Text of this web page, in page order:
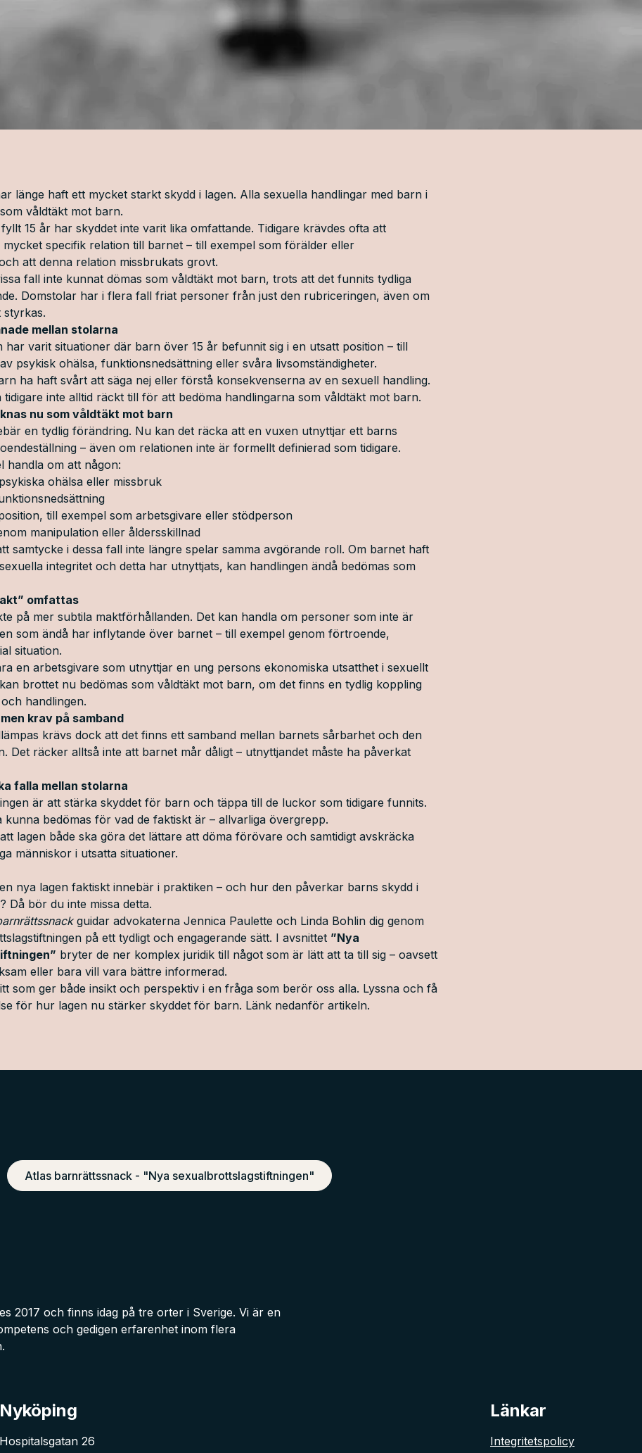
länge haft ett mycket starkt skydd i lagen. Alla sexuella handlingar med barn i
våldtäkt mot barn.
15 år har skyddet inte varit lika omfattande. Tidigare krävdes ofta att
specifik relation till barnet – till exempel som förälder eller
att denna relation missbrukats grovt.
fall inte kunnat dömas som våldtäkt mot barn, trots att det funnits tydliga
Domstolar har i flera fall friat personer från just den rubriceringen, även om
mellan stolarna
har varit situationer där barn över 15 år befunnit sig i en utsatt position – till
psykisk ohälsa, funktionsnedsättning eller svåra livsomständigheter.
ha haft svårt att säga nej eller förstå konsekvenserna av en sexuell handling.
tidigare inte alltid räckt till för att bedöma handlingarna som våldtäkt mot barn.
nu som våldtäkt mot barn
en tydlig förändring. Nu kan det räcka att en vuxen utnyttjar ett barns
– även om relationen inte är formellt definierad som tidigare.
handla om att någon:
ohälsa eller missbruk
till exempel som arbetsgivare eller stödperson
manipulation eller åldersskillnad
samtycke i dessa fall inte längre spelar samma avgörande roll. Om barnet haft
integritet och detta har utnyttjats, kan handlingen ändå bedömas som
omfattas
på mer subtila maktförhållanden. Det kan handla om personer som inte är
som ändå har inflytande över barnet – till exempel genom förtroende,
situation.
en arbetsgivare som utnyttjar en ung persons ekonomiska utsatthet i sexuellt
brottet nu bedömas som våldtäkt mot barn, om det finns en tydlig koppling
handlingen.
krav på samband
krävs dock att det finns ett samband mellan barnets sårbarhet och den
Det räcker alltså inte att barnet mår dåligt – utnyttjandet måste ha påverkat
falla mellan stolarna
är att stärka skyddet för barn och täppa till de luckor som tidigare funnits.
kunna bedömas för vad de faktiskt är – allvarliga övergrepp.
lagen både ska göra det lättare att döma förövare och samtidigt avskräcka
människor i utsatta situationer.
nya lagen faktiskt innebär i praktiken – och hur den påverkar barns skydd i
Då bör du inte missa detta.
guidar advokaterna Jennica Paulette och Linda Bohlin dig genom
på ett tydligt och engagerande sätt. I avsnittet ”Nya
bryter de ner komplex juridik till något som är lätt att ta till sig – oavsett
eller bara vill vara bättre informerad.
som ger både insikt och perspektiv i en fråga som berör oss alla. Lyssna och få
för hur lagen nu stärker skyddet för barn. Länk nedanför artikeln.
Atlas barnrättssnack - "Nya sexualbrottslagstiftningen"
2017 och finns idag på tre orter i Sverige. Vi är en
och gedigen erfarenhet inom flera
Nyköping
Hospitalsgatan 26
Länkar
Integritetspolicy